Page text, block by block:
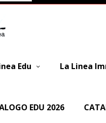
Edu La Linea
EDU 2026